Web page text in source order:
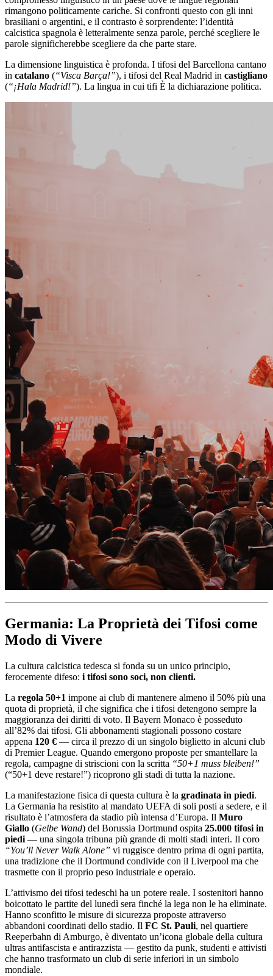
rimangono politicamente cariche. Si confronti questo con gli inni
brasiliani o argentini, e il contrasto è sorprendente: l’identità
calcistica spagnola è letteralmente senza parole, perché scegliere le
parole significherebbe scegliere da che parte stare.
La dimensione linguistica è profonda. I tifosi del Barcellona cantano
in catalano (“Visca Barça!”), i tifosi del Real Madrid in castigliano
(“¡Hala Madrid!”). La lingua in cui tifi È la dichiarazione politica.
Germania: La Proprietà dei Tifosi come
Modo di Vivere
La cultura calcistica tedesca si fonda su un unico principio,
ferocemente difeso: i tifosi sono soci, non clienti.
La regola 50+1 impone ai club di mantenere almeno il 50% più una
quota di proprietà, il che significa che i tifosi detengono sempre la
maggioranza dei diritti di voto. Il Bayern Monaco è posseduto
all’82% dai tifosi. Gli abbonamenti stagionali possono costare
appena 120 € — circa il prezzo di un singolo biglietto in alcuni club
di Premier League. Quando emergono proposte per smantellare la
regola, campagne di striscioni con la scritta “50+1 muss bleiben!”
(“50+1 deve restare!”) ricoprono gli stadi di tutta la nazione.
La manifestazione fisica di questa cultura è la gradinata in piedi.
La Germania ha resistito al mandato UEFA di soli posti a sedere, e il
risultato è l’atmosfera da stadio più intensa d’Europa. Il Muro
Giallo (Gelbe Wand) del Borussia Dortmund ospita 25.000 tifosi in
piedi — una singola tribuna più grande di molti stadi interi. Il coro
“You’ll Never Walk Alone” vi ruggisce dentro prima di ogni partita,
una tradizione che il Dortmund condivide con il Liverpool ma che
trasmette con il proprio peso industriale e operaio.
L’attivismo dei tifosi tedeschi ha un potere reale. I sostenitori hanno
boicottato le partite del lunedì sera finché la lega non le ha eliminate.
Hanno sconfitto le misure di sicurezza proposte attraverso
abbandoni coordinati dello stadio. Il FC St. Pauli, nel quartiere
Reeperbahn di Amburgo, è diventato un’icona globale della cultura
ultras antifascista e antirazzista — gestito da punk, studenti e attivisti
che hanno trasformato un club di serie inferiori in un simbolo
mondiale.